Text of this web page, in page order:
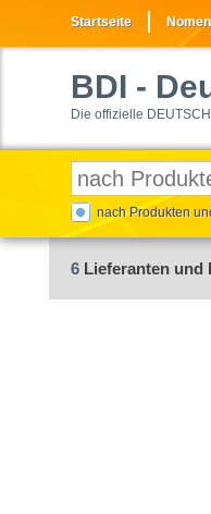
Startseite
BDI -
Die offizielle
nach Produkten
6 Lieferanten und